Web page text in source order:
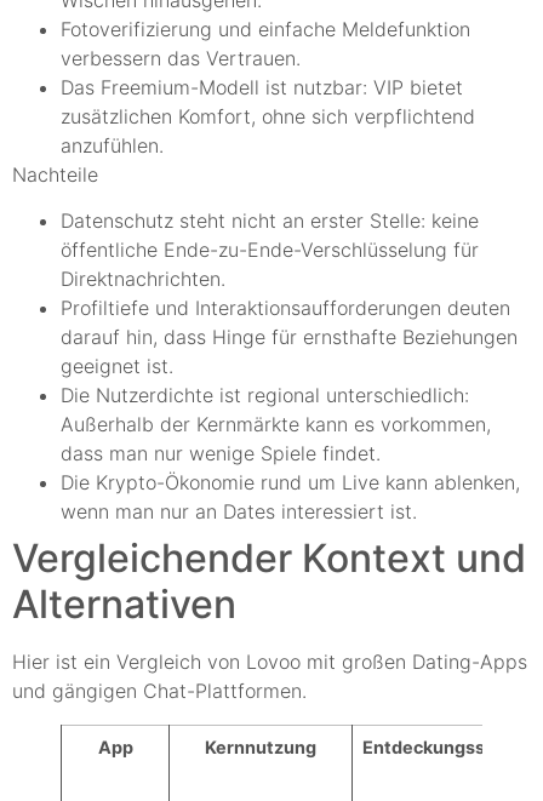
Fotoverifizierung und einfache Meldefunktion
verbessern das Vertrauen.
Das Freemium-Modell ist nutzbar: VIP bietet
zusätzlichen Komfort, ohne sich verpflichtend
anzufühlen.
Nachteile
Datenschutz steht nicht an erster Stelle: keine
öffentliche Ende-zu-Ende-Verschlüsselung für
Direktnachrichten.
Profiltiefe und Interaktionsaufforderungen deuten
darauf hin, dass Hinge für ernsthafte Beziehungen
geeignet ist.
Die Nutzerdichte ist regional unterschiedlich:
Außerhalb der Kernmärkte kann es vorkommen,
dass man nur wenige Spiele findet.
Die Krypto-Ökonomie rund um Live kann ablenken,
wenn man nur an Dates interessiert ist.
Vergleichender Kontext und
Alternativen
Hier ist ein Vergleich von Lovoo mit großen Dating-Apps
und gängigen Chat-Plattformen.
App Kernnutzung Entdeckungsstil